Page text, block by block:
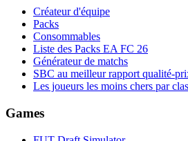
Créateur d'équipe
Packs
Consommables
Liste des Packs EA FC 26
Générateur de matchs
SBC au meilleur rapport qualité-
Les joueurs les moins chers par
Games